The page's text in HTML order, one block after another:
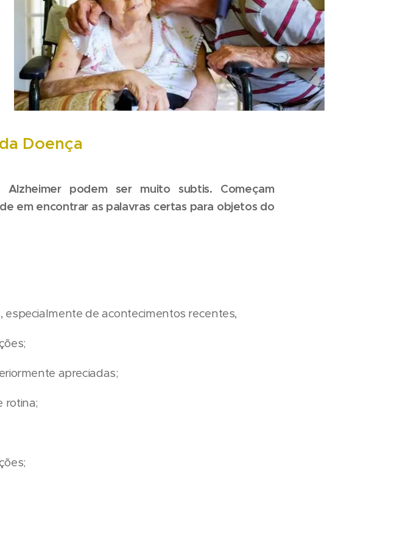
Doença
podem ser muito subtis. Começam
em encontrar as palavras certas para objetos do
de acontecimentos recentes,
apreciadas;
rotina;